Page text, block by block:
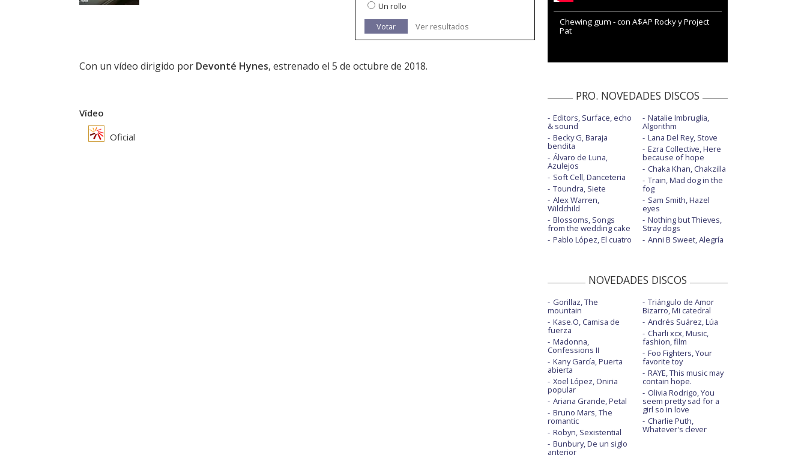
Un rollo
Votar
Ver resultados
Con un vídeo dirigido por Devonté Hynes, estrenado el 5 de octubre de 2018.
Vídeo
Oficial
Chewing gum - con A$AP Rocky y Project
Pat
PRO. NOVEDADES DISCOS
Editors, Surface, echo
& sound
Becky G, Baraja
bendita
Álvaro de Luna,
Azulejos
Soft Cell, Danceteria
Toundra, Siete
Alex Warren,
Wildchild
Blossoms, Songs
from the wedding cake
Pablo López, El cuatro
Natalie Imbruglia,
Algorithm
Lana Del Rey, Stove
Ezra Collective, Here
because of hope
Chaka Khan, Chakzilla
Train, Mad dog in the
fog
Sam Smith, Hazel
eyes
Nothing but Thieves,
Stray dogs
Anni B Sweet, Alegría
NOVEDADES DISCOS
Gorillaz, The
mountain
Kase.O, Camisa de
fuerza
Madonna,
Confessions II
Kany García, Puerta
abierta
Xoel López, Oniria
popular
Ariana Grande, Petal
Bruno Mars, The
romantic
Robyn, Sexistential
Bunbury, De un siglo
anterior
Triángulo de Amor
Bizarro, Mi catedral
Andrés Suárez, Lúa
Charli xcx, Music,
fashion, film
Foo Fighters, Your
favorite toy
RAYE, This music may
contain hope.
Olivia Rodrigo, You
seem pretty sad for a
girl so in love
Charlie Puth,
Whatever's clever